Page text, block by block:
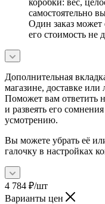
самостоятельно
Один заказ может
его стоимость не
Дополнительная
магазине, доставке
Поможет вам ответить
и развеять его
усмотрению.
Вы можете убрать её
галочку в настройках
4 784 ₽/шт
Варианты цен